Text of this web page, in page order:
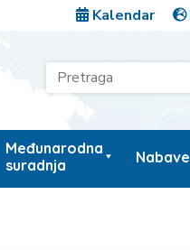
Kalendar
Međunarodna
suradnja
Nabave